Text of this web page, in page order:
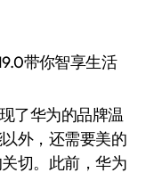
了华为的品牌温
外，还需要美的
切。此前，华为